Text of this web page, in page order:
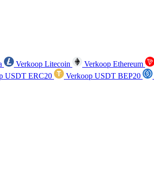
Verkoop Litecoin Verkoop Ethereum
USDT ERC20 Verkoop USDT BEP20